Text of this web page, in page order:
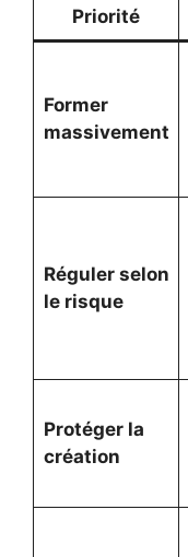
Priorité
Former
massivement
Réguler selon
le risque
Protéger la
création